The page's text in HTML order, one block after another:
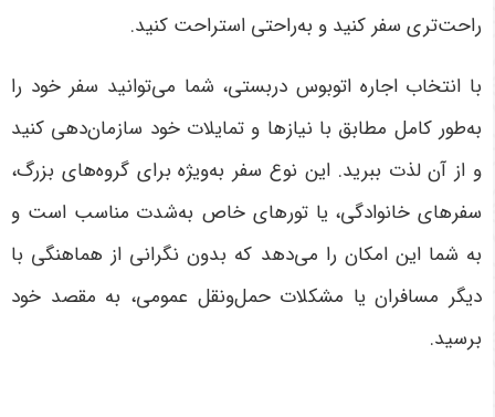
راحت‌تری سفر کنید و به‌راحتی استراحت کنید.
با انتخاب اجاره اتوبوس دربستی، شما می‌توانید سفر خود را
به‌طور کامل مطابق با نیازها و تمایلات خود سازمان‌دهی کنید
و از آن لذت ببرید. این نوع سفر به‌ویژه برای گروه‌های بزرگ،
سفرهای خانوادگی، یا تورهای خاص به‌شدت مناسب است و
به شما این امکان را می‌دهد که بدون نگرانی از هماهنگی با
دیگر مسافران یا مشکلات حمل‌ونقل عمومی، به مقصد خود
برسید.